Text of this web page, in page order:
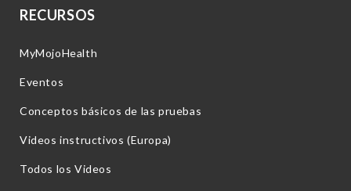
RECURSOS
MyMojoHealth
Eventos
Conceptos básicos de las pruebas
Videos instructivos (Europa)
Todos los Videos